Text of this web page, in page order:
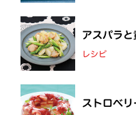
アスパラ
レシピ
ストロベ